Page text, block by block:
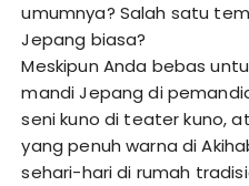
umumnya? Salah satu
Jepang biasa?
Meskipun Anda bebas
mandi Jepang di
seni kuno di teater kuno,
yang penuh warna di
sehari-hari di rumah